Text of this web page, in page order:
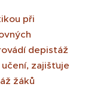
při
depistáž
zajišťuje
žáků